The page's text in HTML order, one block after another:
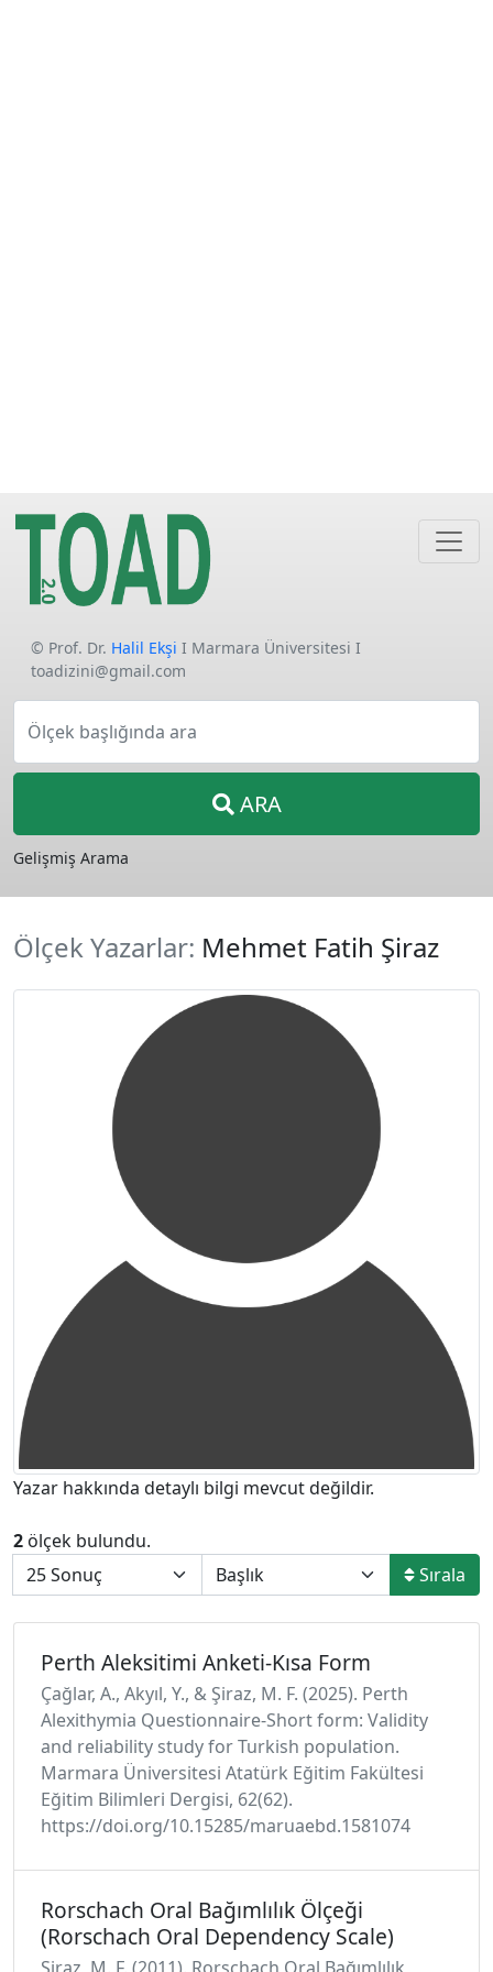
© Prof. Dr. Halil Ekşi I Marmara Üniversitesi I
toadizini@gmail.com
Ölçek başlığında ara
ARA
Gelişmiş Arama
Ölçek Yazarlar: Mehmet Fatih Şiraz
Yazar hakkında detaylı bilgi mevcut değildir.
2 ölçek bulundu.
Sırala
Perth Aleksitimi Anketi-Kısa Form
Çağlar, A., Akyıl, Y., & Şiraz, M. F. (2025). Perth
Alexithymia Questionnaire-Short form: Validity
and reliability study for Turkish population.
Marmara Üniversitesi Atatürk Eğitim Fakültesi
Eğitim Bilimleri Dergisi, 62(62).
https://doi.org/10.15285/maruaebd.1581074
Rorschach Oral Bağımlılık Ölçeği
(Rorschach Oral Dependency Scale)